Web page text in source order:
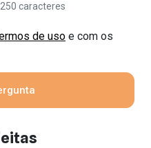
caracteres
de uso e com os